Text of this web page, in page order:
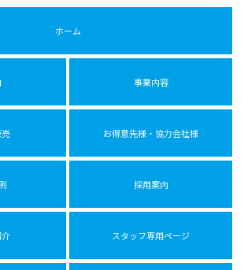
ホーム
事業内容
お得意先様・協力会社様
採用案内
スタッフ専用ページ